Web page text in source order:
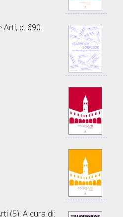
p. 690.
(5). A cura di: